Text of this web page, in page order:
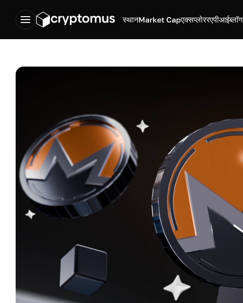
स्थानMarket Capएक्सप्लोररएपीआईब्लॉग